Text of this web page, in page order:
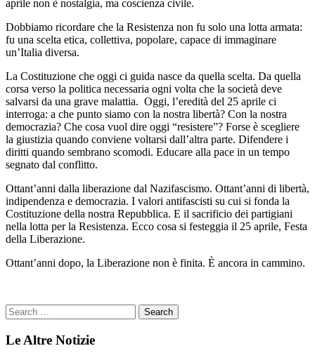
aprile non è nostalgia, ma coscienza civile.
Dobbiamo ricordare che la Resistenza non fu solo una lotta armata:
fu una scelta etica, collettiva, popolare, capace di immaginare
un’Italia diversa.
La Costituzione che oggi ci guida nasce da quella scelta. Da quella
corsa verso la politica necessaria ogni volta che la società deve
salvarsi da una grave malattia. Oggi, l’eredità del 25 aprile ci
interroga: a che punto siamo con la nostra libertà? Con la nostra
democrazia? Che cosa vuol dire oggi “resistere”? Forse è scegliere
la giustizia quando conviene voltarsi dall’altra parte. Difendere i
diritti quando sembrano scomodi. Educare alla pace in un tempo
segnato dal conflitto.
Ottant’anni dalla liberazione dal Nazifascismo. Ottant’anni di libertà,
indipendenza e democrazia. I valori antifascisti su cui si fonda la
Costituzione della nostra Repubblica. E il sacrificio dei partigiani
nella lotta per la Resistenza. Ecco cosa si festeggia il 25 aprile, Festa
della Liberazione.
Ottant’anni dopo, la Liberazione non è finita. È ancora in cammino.
Le Altre Notizie